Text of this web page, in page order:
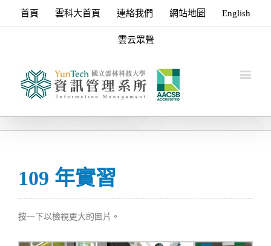
首頁 雲科大首頁 連絡我們 網站地圖 English
雲云眾聲
109 年實習
按一下以檢視更大的圖片。